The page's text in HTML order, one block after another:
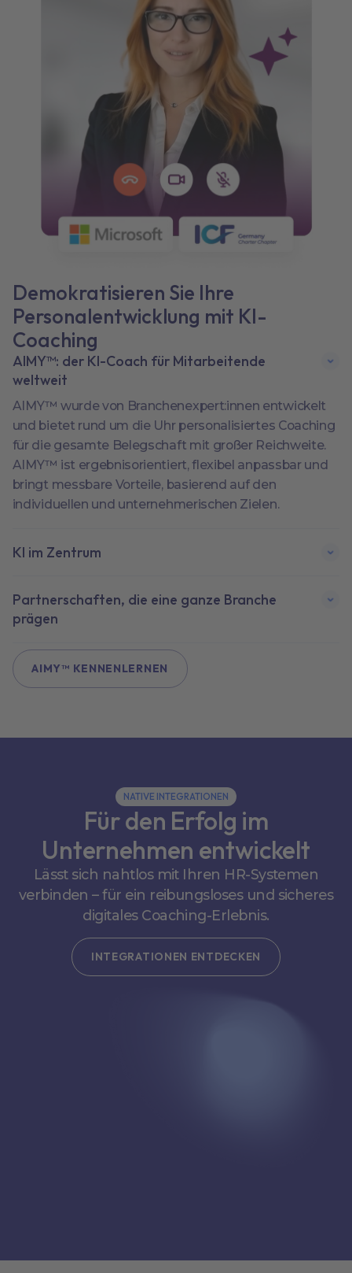
Demokratisieren Sie Ihre
Personalentwicklung mit KI-
Coaching
AIMY™: der KI-Coach für Mitarbeitende
weltweit
AIMY™ wurde von Branchenexpert:innen entwickelt
und bietet rund um die Uhr personalisiertes Coaching
für die gesamte Belegschaft mit großer Reichweite.
AIMY™ ist ergebnisorientiert, flexibel anpassbar und
bringt messbare Vorteile, basierend auf den
individuellen und unternehmerischen Zielen.
KI im Zentrum
Partnerschaften, die eine ganze Branche
prägen
AIMY™ KENNENLERNEN
NATIVE INTEGRATIONEN
Für den Erfolg im
Unternehmen entwickelt
Lässt sich nahtlos mit Ihren HR-Systemen
verbinden – für ein reibungsloses und sicheres
digitales Coaching-Erlebnis.
INTEGRATIONEN ENTDECKEN